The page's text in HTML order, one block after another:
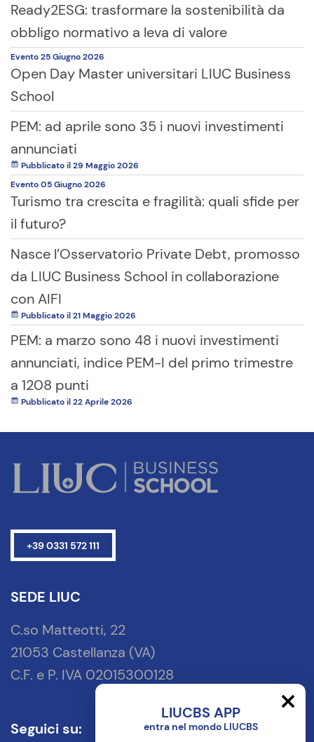
Ready2ESG: trasformare la sostenibilità da
obbligo normativo a leva di valore
Evento25 Giugno2026
Open Day Master universitari LIUC Business
School
PEM: ad aprile sono 35 i nuovi investimenti
annunciati
Pubblicato il 29 Maggio 2026
Evento05 Giugno2026
Turismo tra crescita e fragilità: quali sfide per
il futuro?
Nasce l’Osservatorio Private Debt, promosso
da LIUC Business School in collaborazione
con AIFI
Pubblicato il 21 Maggio 2026
PEM: a marzo sono 48 i nuovi investimenti
annunciati, indice PEM-I del primo trimestre
a 1208 punti
Pubblicato il 22 Aprile 2026
+39 0331 572 111
SEDE LIUC
C.so Matteotti, 22
21053 Castellanza (VA)
C.F. e P. IVA 02015300128
Seguici su:
LIUCBS APP
entra nel mondo LIUCBS